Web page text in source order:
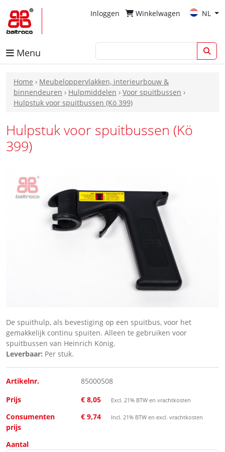
Inloggen Winkelwagen NL
Menu
Home › Meubeloppervlakken, interieurbouw &
binnendeuren › Hulpmiddelen › Voor spuitbussen ›
Hulpstuk voor spuitbussen (Kö 399)
Hulpstuk voor spuitbussen (Kö
399)
De spuithulp, als bevestiging op een spuitbus, voor het
gemakkelijk continu spuiten. Alleen te gebruiken voor
spuitbussen van Heinrich König.
Leverbaar: Per stuk.
Artikelnr.
85000508
Prijs
€ 8,05 Excl. 21% BTW en vrachtkosten
Consumenten
prijs
€ 9,74 Incl. 21% BTW en excl. vrachtkosten
Aantal